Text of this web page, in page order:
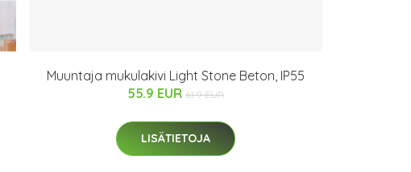
Muuntaja mukulakivi Light Stone Beton, IP55
55.9 EUR 61.9 EUR
LISÄTIETOJA